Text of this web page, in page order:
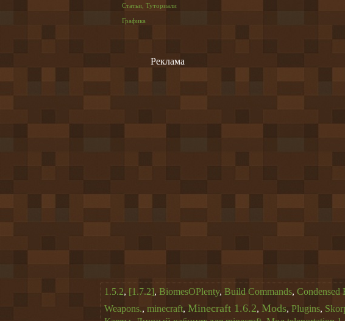
Статьи, Туториали
Графика
Реклама
1.5.2, [1.7.2], BiomesOPlenty, Build Commands, Condensed
Weapons., minecraft, Minecraft 1.6.2, Mods, Plugins,